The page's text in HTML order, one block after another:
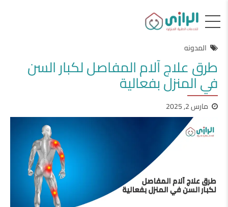
المدونه
طرق علاج آلام المفاصل لكبار السن
في المنزل بفعالية
مارس 2, 2025